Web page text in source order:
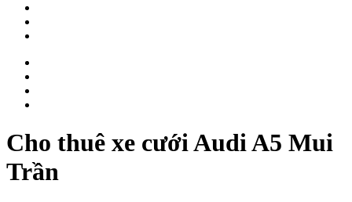
Cho thuê xe cưới Audi A5 Mui
Trần